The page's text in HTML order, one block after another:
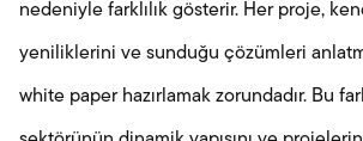
nedeniyle farklılık gösterir. Her proje,
yeniliklerini ve sunduğu çözümleri
white paper hazırlamak zorundadır. Bu